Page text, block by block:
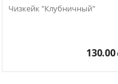
Чизкейк "Клубничный"
130.00